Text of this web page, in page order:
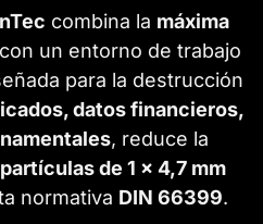
combina la máxima
un entorno de trabajo
para la destrucción
datos financieros,
, reduce la
de 1 × 4,7 mm
normativa DIN 66399.